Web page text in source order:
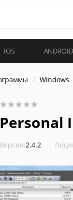
IOS ANDROID
Windows
Personal
Версия:2.4.2